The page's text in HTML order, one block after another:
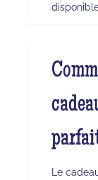
Le